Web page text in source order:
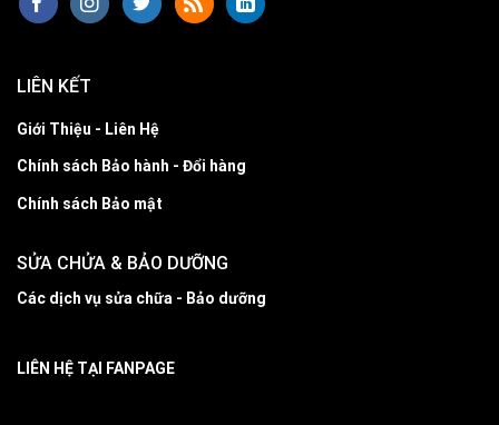
LIÊN KẾT
Giới Thiệu - Liên Hệ
Chính sách Bảo hành - Đổi hàng
Chính sách Bảo mật
SỬA CHỬA & BẢO DƯỠNG
Các dịch vụ sửa chữa - Bảo dưỡng
LIÊN HỆ TẠI FANPAGE